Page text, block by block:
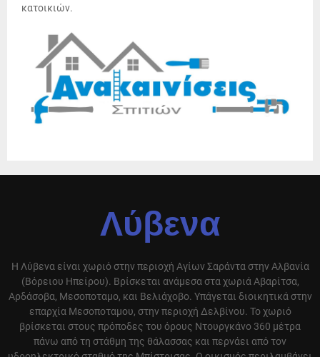
κατοικιών.
Λύβενα
Η Λύβενα είναι χωριό στην περιοχή Αγίων Σαράντα στην Αλβανία
(Βόρειου Ηπείρου). Βρίσκεται ανάμεσα στα χωριά Αβαρίτσα,
Αρδάσοβα, Μεσοποταμο, και Βελιάχοβο. Υπάγεται διοικητικά στην
επαρχία Μεσοποταμου, στην περιοχή Δελβίνου. Το χωριό
βρίσκεται στους πρόποδες του όρους Ντουργκάνο 360 μέτρα
πάνω από τη στάθμη της θάλασσας και περνάει από τον